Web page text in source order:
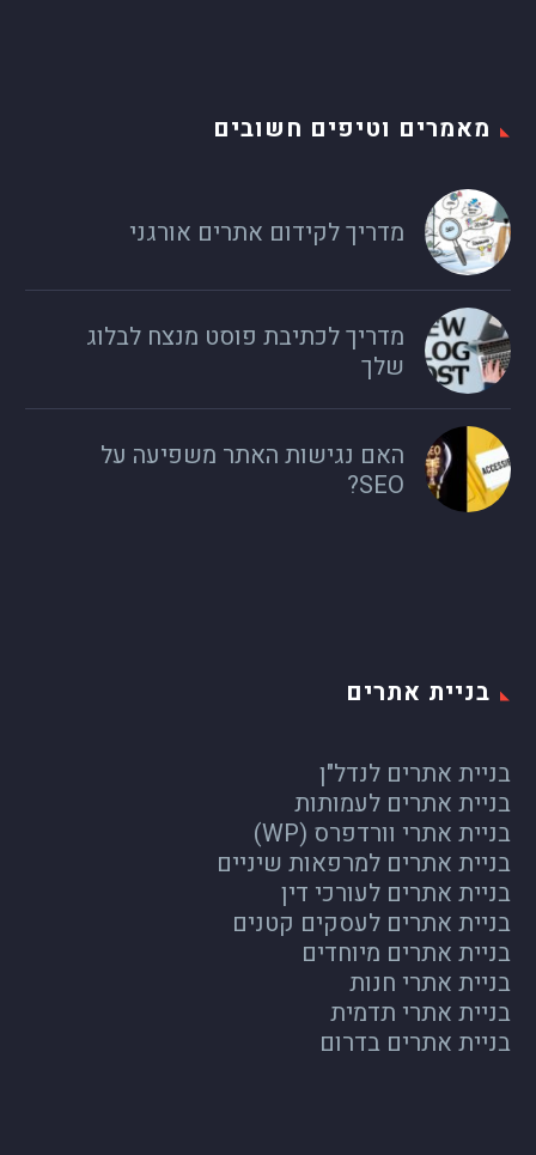
מאמרים וטיפים חשובים
מדריך לקידום אתרים אורגני
מדריך לכתיבת פוסט מנצח לבלוג
שלך
האם נגישות האתר משפיעה על
SEO?
בניית אתרים
בניית אתרים לנדל"ן
בניית אתרים לעמותות
בניית אתרי וורדפרס (WP)
בניית אתרים למרפאות שיניים
בניית אתרים לעורכי דין
בניית אתרים לעסקים קטנים
בניית אתרים מיוחדים
בניית אתרי חנות
בניית אתרי תדמית
בניית אתרים בדרום